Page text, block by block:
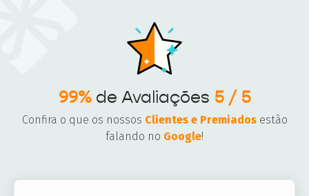
99%de Avaliações 5 / 5
Confira o que os nossos Clientes e Premiadosestão
falando no Google!